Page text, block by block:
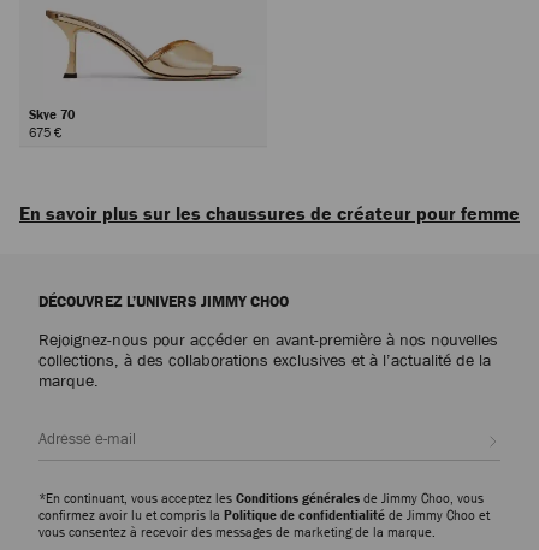
Skye 70
675 €
En savoir plus sur les chaussures de créateur pour femme
occasions, découvrez des chaussures de luxe pour femme qui incarnent la
sophistication, la polyvalence et le savoir-faire artistique de la maison
Jimmy Choo.
découvrez des silhouettes modernes alliant élégance intemporelle et
Pantoufles
La famille de pantoufles Eliot célèbre des formes sculpturales et des détails
DÉCOUVREZ L’UNIVERS JIMMY CHOO
Rejoignez-nous pour accéder en avant-première à nos nouvelles
collections, à des collaborations exclusives et à l’actualité de la
marque.
*En continuant, vous acceptez les Conditions générales de Jimmy Choo, vous
confirmez avoir lu et compris la Politique de confidentialité de Jimmy Choo et
vous consentez à recevoir des messages de marketing de la marque.